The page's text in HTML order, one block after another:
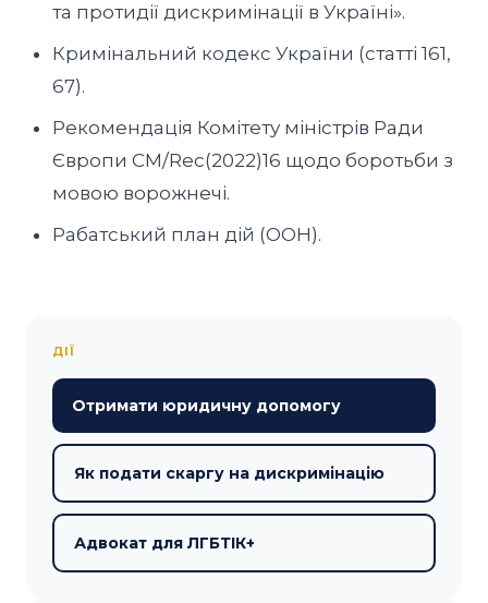
та протидії дискримінації в Україні».
Кримінальний кодекс України (статті 161,
67).
Рекомендація Комітету міністрів Ради
Європи CM/Rec(2022)16 щодо боротьби з
мовою ворожнечі.
Рабатський план дій (ООН).
ДІЇ
Отримати юридичну допомогу
Як подати скаргу на дискримінацію
Адвокат для ЛГБТІК+